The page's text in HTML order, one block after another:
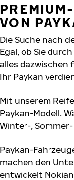
VON
Die Suche nach
Egal, ob Sie
alles dazwischen
Ihr Paykan
Mit unserem
Paykan-Modell.
Winter-,
Paykan-
machen den
entwickelt